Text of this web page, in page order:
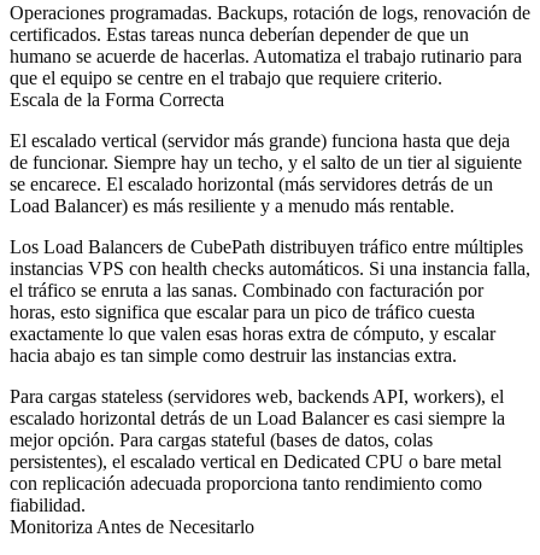
Operaciones programadas. Backups, rotación de logs, renovación de
certificados. Estas tareas nunca deberían depender de que un
humano se acuerde de hacerlas. Automatiza el trabajo rutinario para
que el equipo se centre en el trabajo que requiere criterio.
Escala de la Forma Correcta
El escalado vertical (servidor más grande) funciona hasta que deja
de funcionar. Siempre hay un techo, y el salto de un tier al siguiente
se encarece. El escalado horizontal (más servidores detrás de un
Load Balancer) es más resiliente y a menudo más rentable.
Los Load Balancers de CubePath distribuyen tráfico entre múltiples
instancias VPS con health checks automáticos. Si una instancia falla,
el tráfico se enruta a las sanas. Combinado con facturación por
horas, esto significa que escalar para un pico de tráfico cuesta
exactamente lo que valen esas horas extra de cómputo, y escalar
hacia abajo es tan simple como destruir las instancias extra.
Para cargas stateless (servidores web, backends API, workers), el
escalado horizontal detrás de un Load Balancer es casi siempre la
mejor opción. Para cargas stateful (bases de datos, colas
persistentes), el escalado vertical en Dedicated CPU o bare metal
con replicación adecuada proporciona tanto rendimiento como
fiabilidad.
Monitoriza Antes de Necesitarlo